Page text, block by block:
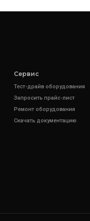
Сервис
Тест-драйв оборудования
Запросить прайс-лист
Ремонт оборудования
Скачать документацию